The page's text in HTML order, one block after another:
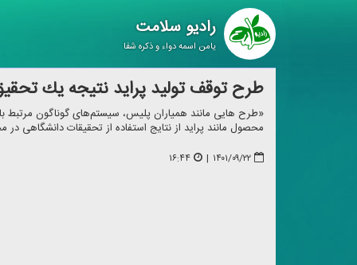
رادیو سلامت
یامن اسمه دواء و ذکره شفا
طرح توقف تولید پراید نتیجه یك
«طرح هایی مانند همیاران پلیس، سیستم‌های گوناگون
محصول مانند پراید از نتایج استفاده از تحقیقات دانشگاهی
۱۴۰۱/۰۹/۲۲ | ۱۶:۴۴